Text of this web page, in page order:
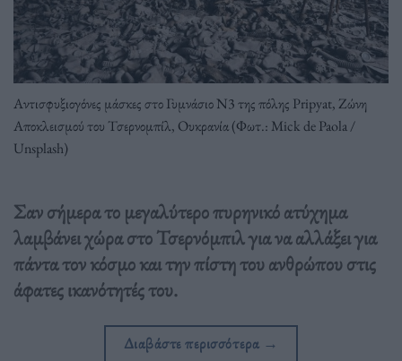
Αντισφυξιογόνες μάσκες στο Γυμνάσιο N3 της πόλης Pripyat, Ζώνη
Αποκλεισμού του Τσερνομπίλ, Ουκρανία (Φωτ.: Mick de Paola /
Unsplash)
Σαν σήμερα το μεγαλύτερο πυρηνικό ατύχημα
λαμβάνει χώρα στο Τσερνόμπιλ για να αλλάξει για
πάντα τον κόσμο και την πίστη του ανθρώπου στις
άφατες ικανότητές του.
Διαβάστε περισσότερα →